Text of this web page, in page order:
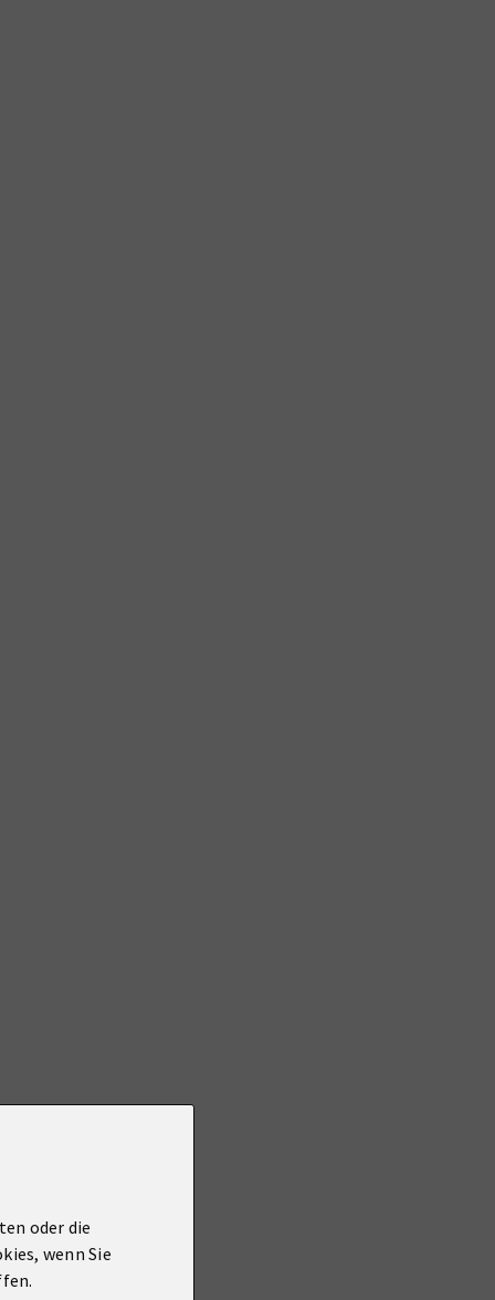
oder die
wenn Sie